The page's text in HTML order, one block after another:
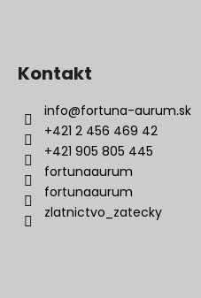
Kontakt
info@fortuna-aurum.sk
+421 2 456 469 42
+421 905 805 445
fortunaaurum
fortunaaurum
zlatnictvo_zatecky